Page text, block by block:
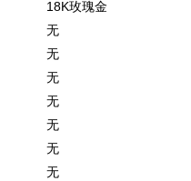
18K玫瑰金
无
无
无
无
无
无
无